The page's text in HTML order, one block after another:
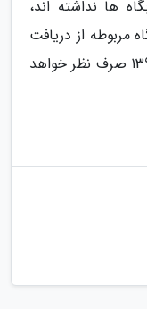
ها نداشته اند،
مربوطه از دریافت
مبالغ هزینه خوابگاه نیمسال دوم 99-1398 صرف نظر خواهد